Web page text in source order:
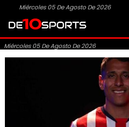
Miércoles 05 De Agosto De 2026
Miércoles 05 De Agosto De 2026